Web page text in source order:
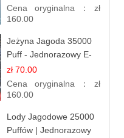
papieros Jednorazowy
Cena oryginalna： zł
160.00
Jeżyna Jagoda 35000
Puff - Jednorazowy E-
papieros | Smak
Leśnych Owoców
zł 70.00
Cena oryginalna： zł
160.00
Lody Jagodowe 25000
Puffów | Jednorazowy